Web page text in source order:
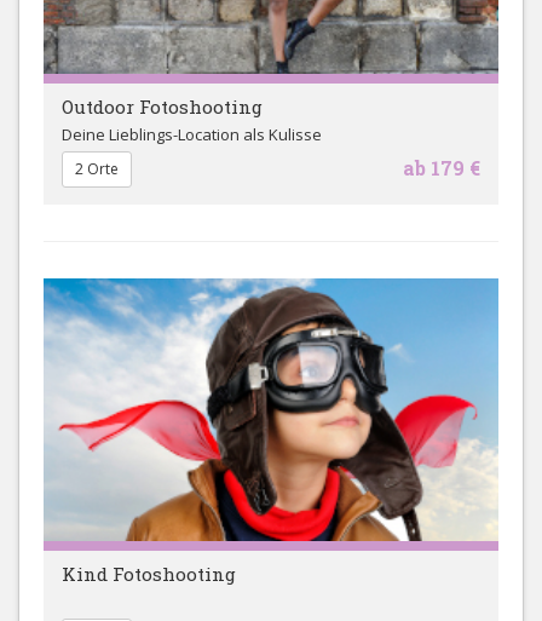
Outdoor Fotoshooting
Deine Lieblings-Location als Kulisse
ab 179 €
2 Orte
Kind Fotoshooting